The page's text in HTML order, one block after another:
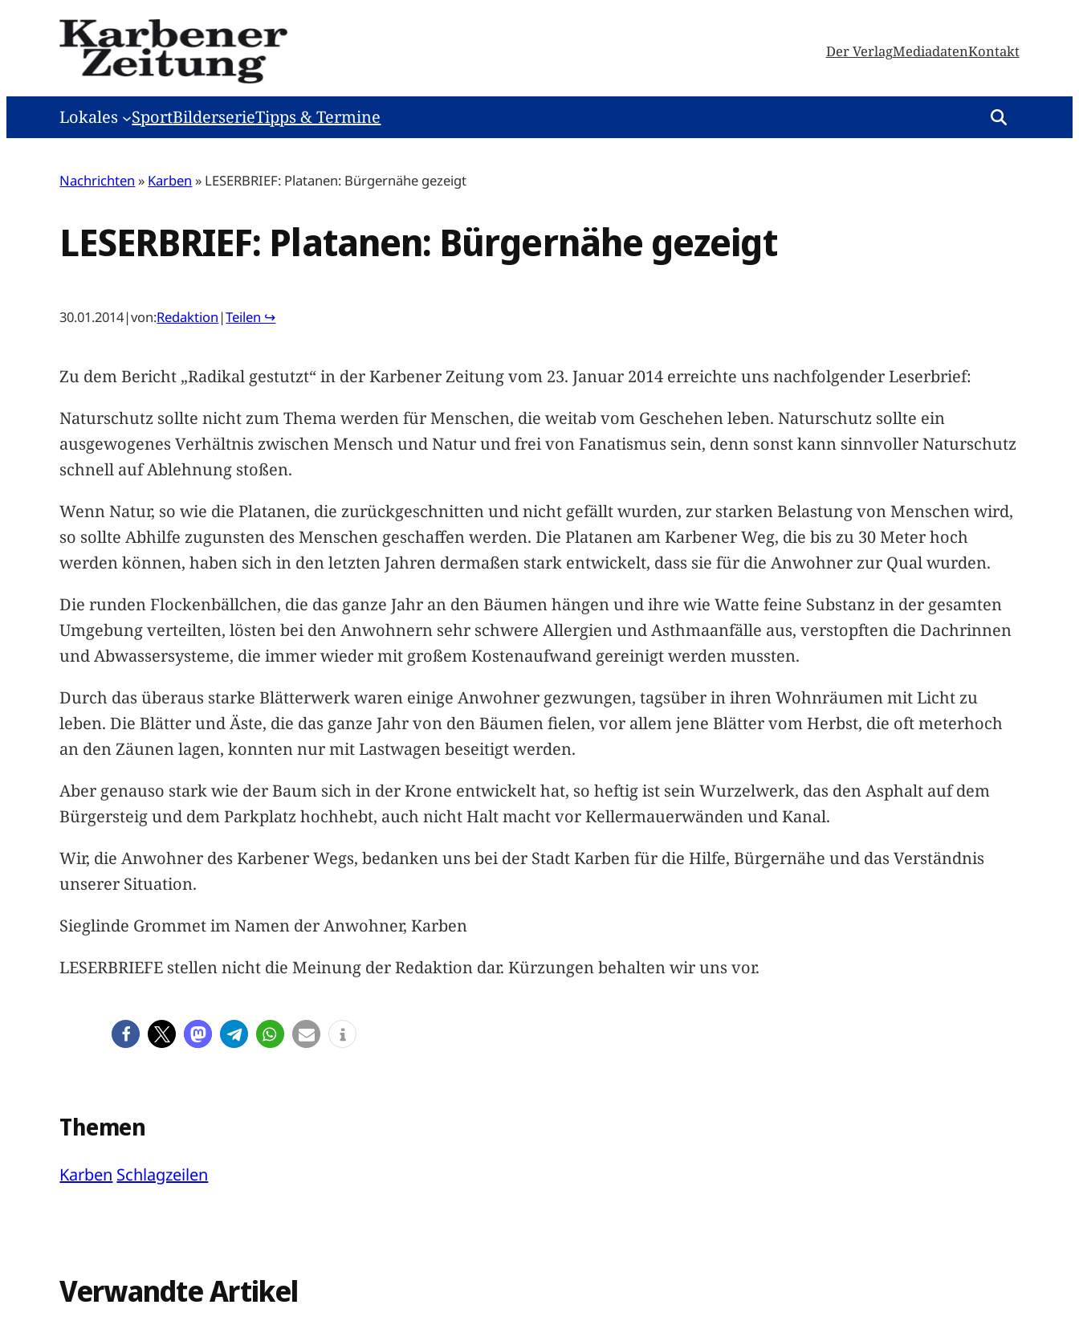
Der VerlagMediadatenKontakt
Lokales SportBilderserieTipps & Termine
Nachrichten » Karben » LESERBRIEF: Platanen: Bürgernähe gezeigt
LESERBRIEF: Platanen: Bürgernähe gezeigt
30.01.2014|von:Redaktion |Teilen ↪
Zu dem Bericht „Radikal gestutzt“ in der Karbener Zeitung vom 23. Januar 2014 erreichte uns nachfolgender Leserbrief:
Naturschutz sollte nicht zum Thema werden für Menschen, die weitab vom Geschehen leben. Naturschutz sollte ein
ausgewogenes Verhältnis zwischen Mensch und Natur und frei von Fanatismus sein, denn sonst kann sinnvoller Naturschutz
schnell auf Ablehnung stoßen.
Wenn Natur, so wie die Platanen, die zurückgeschnitten und nicht gefällt wurden, zur starken Belastung von Menschen wird,
so sollte Abhilfe zugunsten des Menschen geschaffen werden. Die Platanen am Karbener Weg, die bis zu 30 Meter hoch
werden können, haben sich in den letzten Jahren dermaßen stark entwickelt, dass sie für die Anwohner zur Qual wurden.
Die runden Flockenbällchen, die das ganze Jahr an den Bäumen hängen und ihre wie Watte feine Substanz in der gesamten
Umgebung verteilten, lösten bei den Anwohnern sehr schwere Allergien und Asthmaanfälle aus, verstopften die Dachrinnen
und Abwassersysteme, die immer wieder mit großem Kostenaufwand gereinigt werden mussten.
Durch das überaus starke Blätterwerk waren einige Anwohner gezwungen, tagsüber in ihren Wohnräumen mit Licht zu
leben. Die Blätter und Äste, die das ganze Jahr von den Bäumen fielen, vor allem jene Blätter vom Herbst, die oft meterhoch
an den Zäunen lagen, konnten nur mit Lastwagen beseitigt werden.
Aber genauso stark wie der Baum sich in der Krone entwickelt hat, so heftig ist sein Wurzelwerk, das den Asphalt auf dem
Bürgersteig und dem Parkplatz hochhebt, auch nicht Halt macht vor Kellermauerwänden und Kanal.
Wir, die Anwohner des Karbener Wegs, bedanken uns bei der Stadt Karben für die Hilfe, Bürgernähe und das Verständnis
unserer Situation.
Sieglinde Grommet im Namen der Anwohner, Karben
LESERBRIEFE stellen nicht die Meinung der Redaktion dar. Kürzungen behalten wir uns vor.
Themen
Karben Schlagzeilen
Verwandte Artikel